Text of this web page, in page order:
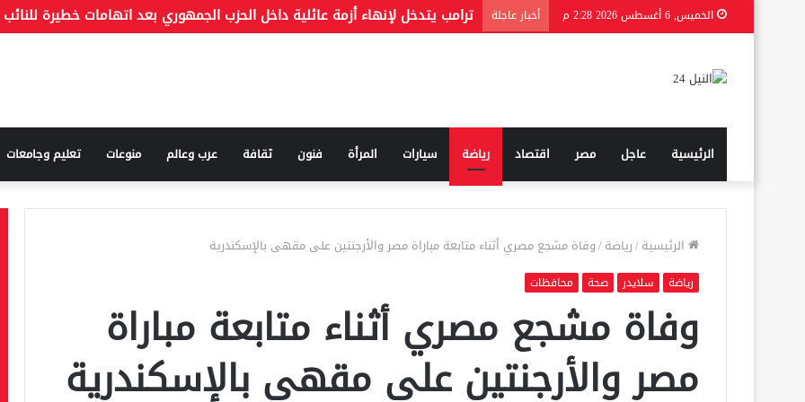
الخميس, 6 أغسطس 2026 2:28 م أخبار عاجلة
الرئيسية عاجل مصر اقتصاد رياضة سيارات المرأة فنون ثقافة عرب وعالم منوعات تعليم وجامعات
الرئيسية/رياضة/وفاة مشجع مصري أثناء متابعة مباراة مصر والأرجنتين على مقهى بالإسكندرية
رياضة سلايدر صحة محافظات
وفاة مشجع مصري أثناء متابعة مباراة
مصر والأرجنتين على مقهى بالإسكندرية